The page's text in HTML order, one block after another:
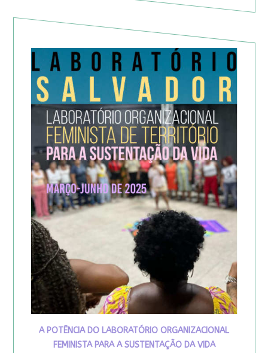
A POTÊNCIA DO LABORATÓRIO ORGANIZACIONAL
FEMINISTA PARA A SUSTENTAÇÃO DA VIDA